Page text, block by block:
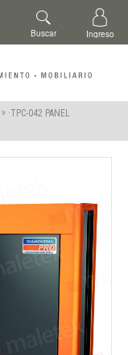
» ·TPC-042 PANEL
Buscar Ingreso